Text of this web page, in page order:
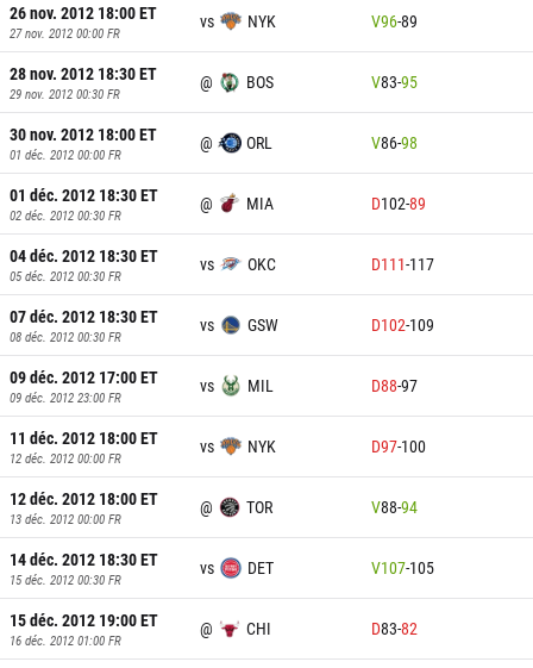
26 nov. 2012 18:00ET
27 nov. 2012 00:00 FR
vs NYK V96-89
28 nov. 2012 18:30ET
29 nov. 2012 00:30 FR
@ BOS V83-95
30 nov. 2012 18:00ET
01 déc. 2012 00:00 FR
@ ORL V86-98
01 déc. 2012 18:30ET
02 déc. 2012 00:30 FR
@ MIA D102-89
04 déc. 2012 18:30ET
05 déc. 2012 00:30 FR
vs OKC D111-117
07 déc. 2012 18:30ET
08 déc. 2012 00:30 FR
vs GSW D102-109
09 déc. 2012 17:00ET
09 déc. 2012 23:00 FR
vs MIL D88-97
11 déc. 2012 18:00ET
12 déc. 2012 00:00 FR
vs NYK D97-100
12 déc. 2012 18:00ET
13 déc. 2012 00:00 FR
@ TOR V88-94
14 déc. 2012 18:30ET
15 déc. 2012 00:30 FR
vs DET V107-105
15 déc. 2012 19:00ET
16 déc. 2012 01:00 FR
@ CHI D83-82